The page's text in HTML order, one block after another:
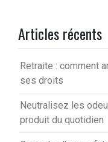
Articles récents
Retraite : comment
ses droits
Neutralisez les
produit du quotidien